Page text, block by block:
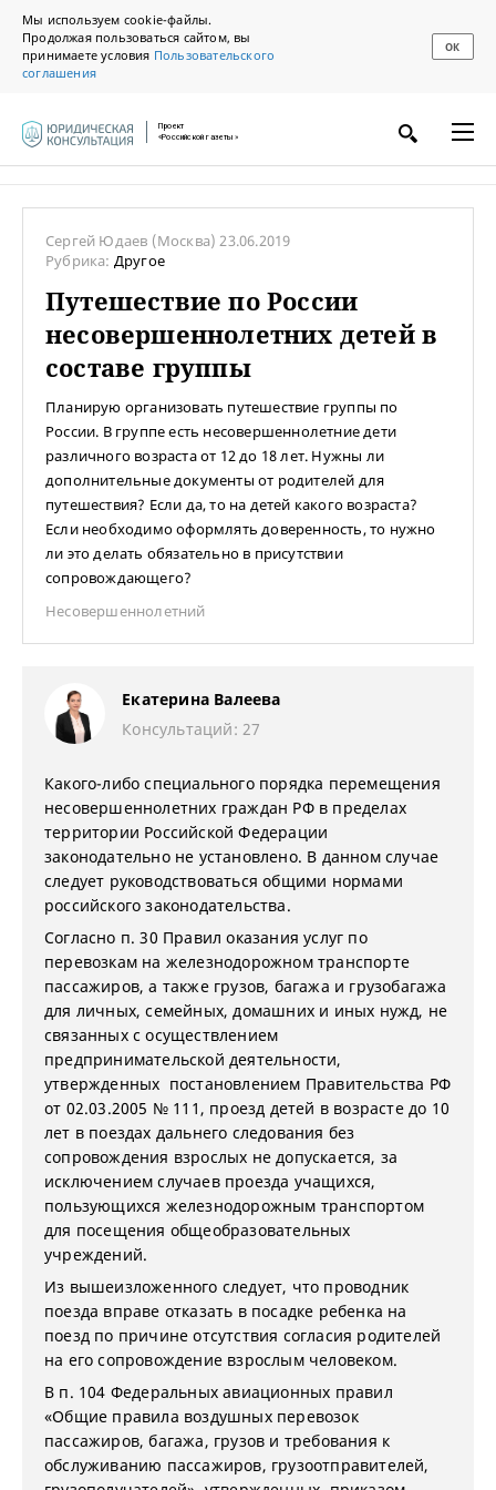
Мы используем cookie-файлы.
Продолжая пользоваться сайтом, вы
принимаете условия Пользовательского
соглашения
ОК
Проект
«Российской газеты»
Сергей Юдаев (Москва)23.06.2019
Рубрика: Другое
Путешествие по России
несовершеннолетних детей в
составе группы
Планирую организовать путешествие группы по
России. В группе есть несовершеннолетние дети
различного возраста от 12 до 18 лет. Нужны ли
дополнительные документы от родителей для
путешествия? Если да, то на детей какого возраста?
Если необходимо оформлять доверенность, то нужно
ли это делать обязательно в присутствии
сопровождающего?
Несовершеннолетний
Екатерина Валеева
Консультаций: 27
Какого-либо специального порядка перемещения
несовершеннолетних граждан РФ в пределах
территории Российской Федерации
законодательно не установлено. В данном случае
следует руководствоваться общими нормами
российского законодательства.
Согласно п. 30 Правил оказания услуг по
перевозкам на железнодорожном транспорте
пассажиров, а также грузов, багажа и грузобагажа
для личных, семейных, домашних и иных нужд, не
связанных с осуществлением
предпринимательской деятельности,
утвержденных постановлением Правительства РФ
от 02.03.2005 № 111, проезд детей в возрасте до 10
лет в поездах дальнего следования без
сопровождения взрослых не допускается, за
исключением случаев проезда учащихся,
пользующихся железнодорожным транспортом
для посещения общеобразовательных
учреждений.
Из вышеизложенного следует, что проводник
поезда вправе отказать в посадке ребенка на
поезд по причине отсутствия согласия родителей
на его сопровождение взрослым человеком.
В п. 104 Федеральных авиационных правил
«Общие правила воздушных перевозок
пассажиров, багажа, грузов и требования к
обслуживанию пассажиров, грузоотправителей,